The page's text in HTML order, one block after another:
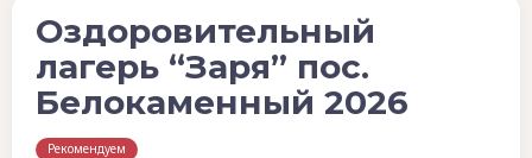
Оздоровительный
лагерь “Заря” пос.
Белокаменный 2026
Рекомендуем